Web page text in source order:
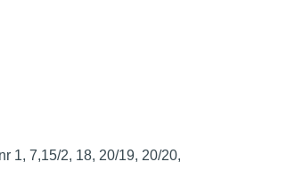
1, 7,15/2, 18, 20/19, 20/20,